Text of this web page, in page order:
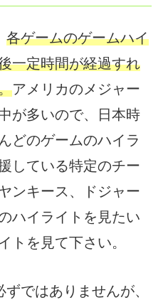
各ゲームのゲームハイ
一定時間が経過すれ
アメリカのメジャー
が多いので、日本時
どのゲームのハイラ
している特定のチー
ンキース、ドジャー
ハイライトを見たい
トを見て下さい。
ではありませんが、